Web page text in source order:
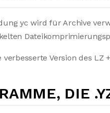
yc wird für Archive
verbesserte Version des
DIE